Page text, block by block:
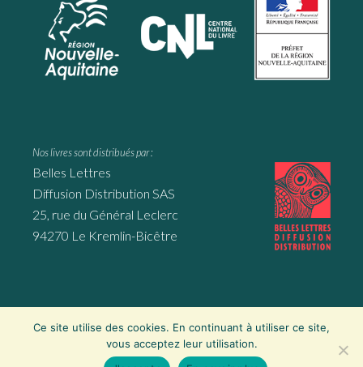
Nos livres sont distribués par :
Belles Lettres
Diffusion Distribution SAS
25, rue du Général Leclerc
94270 Le Kremlin-Bicêtre
Mila Weissweiler, Montmorillon ∙Mentions légales
Politique de confidentialité
Ce site utilise des cookies. En continuant à utiliser ce site,
vous acceptez leur utilisation.